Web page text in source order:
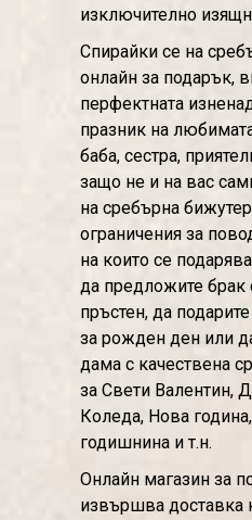
изключително
Спирайки се на
онлайн за подарък,
перфектната
празник на
баба, сестра,
защо не и на вас
на сребърна
ограничения за
на които се
да предложите брак
пръстен, да
за рожден ден или
дама с качествена
за Свети Валентин,
Коледа, Нова
годишнина и т.н.
Онлайн магазин за
извършва доставка